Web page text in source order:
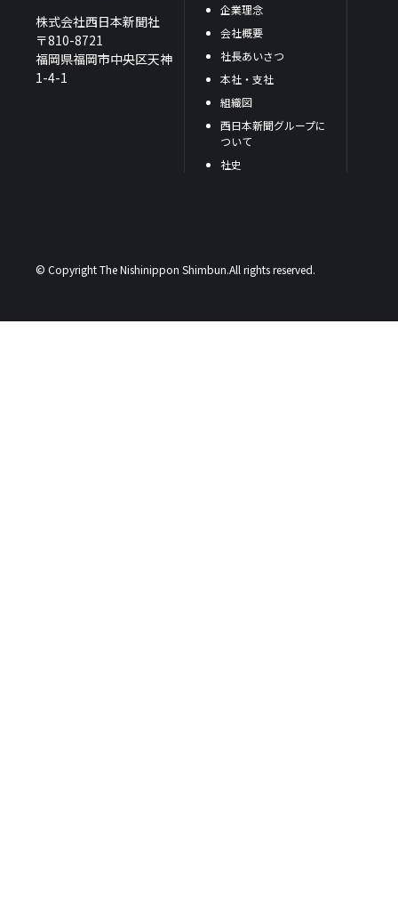
株式会社西日本新聞社
〒810-8721
福岡県福岡市中央区天神
1-4-1
企業理念
会社概要
社長あいさつ
本社・支社
組織図
西日本新聞グループに
ついて
社史
© Copyright The Nishinippon Shimbun.All rights reserved.